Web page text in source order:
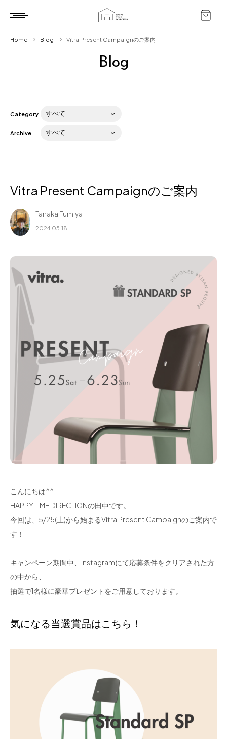
Blog
About us
Recruit
Contact
フラッグシップストア
0965-52-0323
熊本店
096-274-8175
Arv
0965-45-9282
Blog
Home Blog Vitra Present Campaignのご案内
Category
Archive
Vitra Present Campaignのご案内
Tanaka Fumiya
2024.05.18
こんにちは^^
HAPPY TIME DIRECTIONの田中です。
今回は、5/25(土)から始まるVitra Present Campaignのご案内で
す！
キャンペーン期間中、Instagramにて応募条件をクリアされた方
の中から、
抽選で1名様に豪華プレゼントをご用意しております。
気になる当選賞品はこちら！